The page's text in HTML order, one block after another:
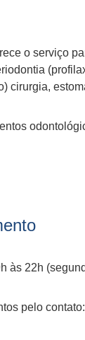
o serviço
cirurgia,
às 22h
pelo